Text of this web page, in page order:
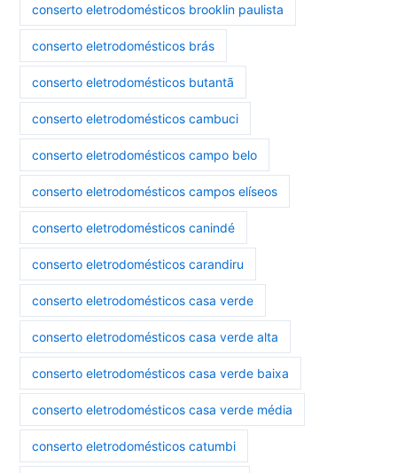
conserto eletrodomésticos brooklin paulista
conserto eletrodomésticos brás
conserto eletrodomésticos butantã
conserto eletrodomésticos cambuci
conserto eletrodomésticos campo belo
conserto eletrodomésticos campos elíseos
conserto eletrodomésticos canindé
conserto eletrodomésticos carandiru
conserto eletrodomésticos casa verde
conserto eletrodomésticos casa verde alta
conserto eletrodomésticos casa verde baixa
conserto eletrodomésticos casa verde média
conserto eletrodomésticos catumbi